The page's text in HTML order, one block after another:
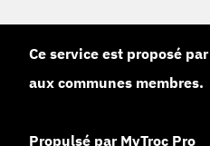
Ce service est proposé par
aux communes membres.
Propulsé par MyTroc Pro